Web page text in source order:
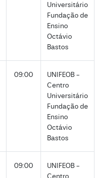
Universitário
Fundação de
Ensino
Octávio
Bastos
09:00
UNIFEOB -
Centro
Universitário
Fundação de
Ensino
Octávio
Bastos
09:00
UNIFEOB -
Centro